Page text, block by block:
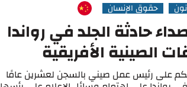
حقوق الإنسان
حادثة الجلد في رواندا
الصينية الأفريقية
على رئيس عمل صيني بالسجن لعشرين عامًا